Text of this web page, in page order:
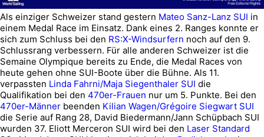
Als einziger Schweizer stand gestern Mateo Sanz-Lanz SUI in
einem Medal Race im Einsatz. Dank eines 2. Ranges konnte er
sich zum Schluss bei den RS:X-Windsurfern noch auf den 9.
Schlussrang verbessern. Für alle anderen Schweizer ist die
Semaine Olympique bereits zu Ende, die Medal Races von
heute gehen ohne SUI-Boote über die Bühne. Als 11.
verpassten Linda Fahrni/Maja Siegenthaler SUI die
Qualifikation bei den 470er-Frauen nur um 5. Punkte. Bei den
470er-Männer beenden Kilian Wagen/Grégoire Siegwart SUI
die Serie auf Rang 28, David Biedermann/Jann Schüpbach SUI
wurden 37. Eliott Merceron SUI wird bei den Laser Standard